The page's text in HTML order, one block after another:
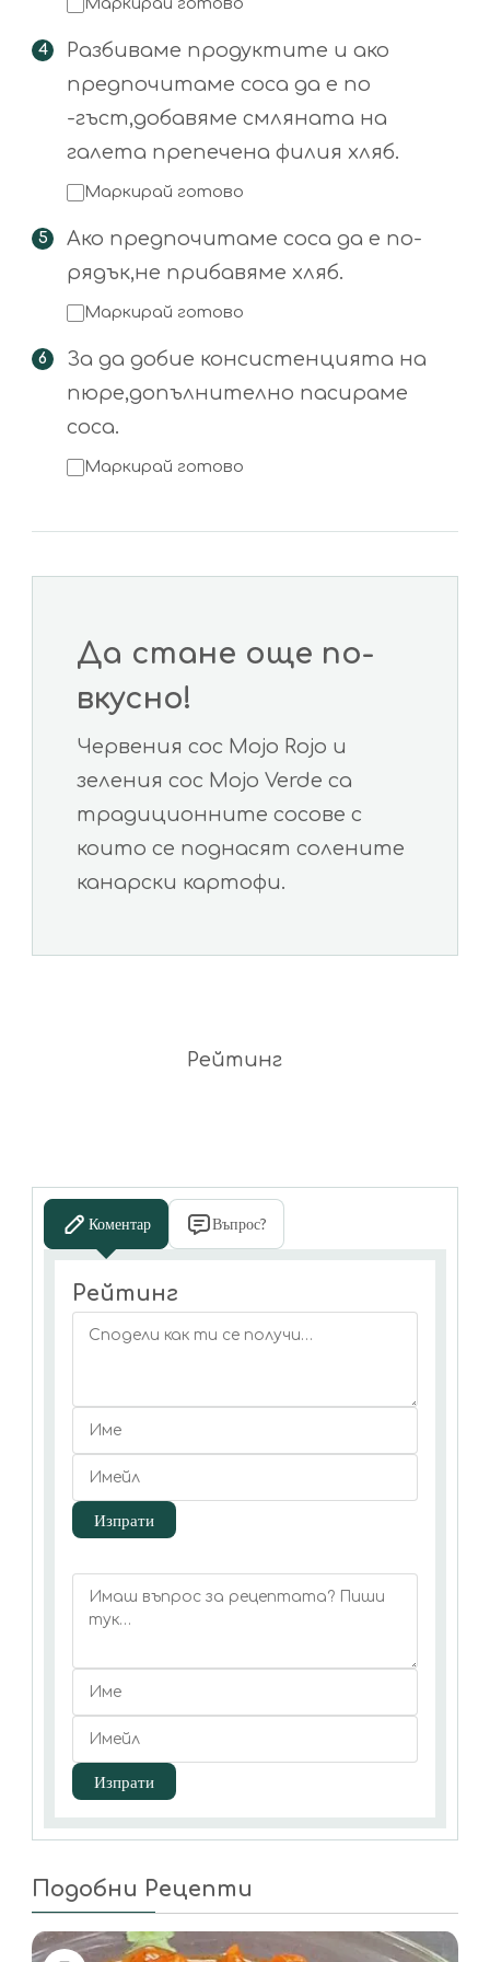
Разбиваме продуктите и ако
предпочитаме соса да е по
-гъст,добавяме смляната на
галета препечена филия хляб.
Маркирай готово
Ако предпочитаме соса да е по-
рядък,не прибавяме хляб.
Маркирай готово
За да добие консистенцията на
пюре,допълнително пасираме
соса.
Маркирай готово
Да стане още по-
вкусно!
Червения сос Mojo Rojo и
зеления сос Mojo Verde са
традиционните сосове с
които се поднасят солените
канарски картофи.
Рейтинг
Коментар Въпрос?
Рейтинг
Подобни Рецепти